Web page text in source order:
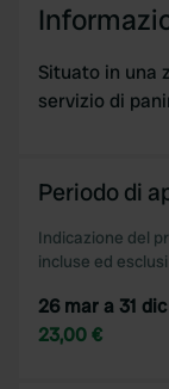
Situato in una
servizio di
Periodo di
Indicazione del
incluse ed
26 mar a 31 dic
23,00 €